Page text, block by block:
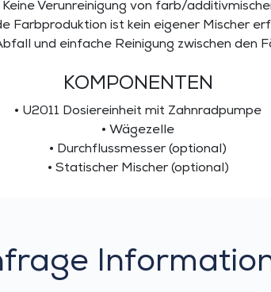
Keine Verunreinigung von farb/
Farbproduktion ist kein eigener Mischer
und einfache Reinigung zwischen den
KOMPONENTEN
• U2011 Dosiereinheit mit Zahnradpumpe
• Wägezelle
• Durchflussmesser (optional)
• Statischer Mischer (optional)